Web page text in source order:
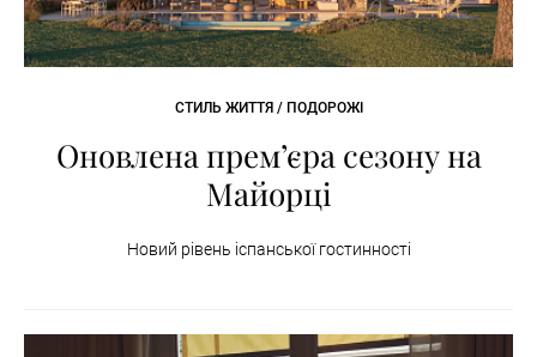
СТИЛЬ ЖИТТЯ / ПОДОРОЖІ
Оновлена прем’єра сезону на
Майорці
Новий рівень іспанської гостинності